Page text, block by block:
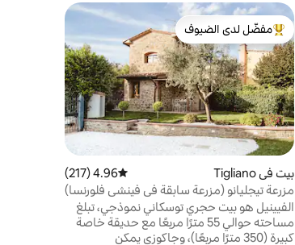
من أبرز البيوت المفضّلة لدى الضيوف
مفضّل لدى الضيوف
بيت في Tigliano متوسط التقييم 4.96 من 5، 217 مراجعات
4.96 (217)
مزرعة تيجليانو (مزرعة سابقة في فينشي فلورنسا)
الفيينيل هو بيت حجري توسكاني نموذجي، تبلغ
مساحته حوالي 55 مترًا مربعًا مع حديقة خاصة
كبيرة (350 مترًا مربعًا)، وجاكوزي يمكن